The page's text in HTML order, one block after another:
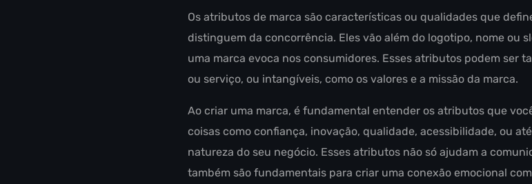
Os atributos de marca são características ou qualidades que
distinguem da concorrência. Eles vão além do logotipo, nome ou
uma marca evoca nos consumidores. Esses atributos podem ser
ou serviço, ou intangíveis, como os valores e a missão da marca.
Ao criar uma marca, é fundamental entender os atributos que
coisas como confiança, inovação, qualidade, acessibilidade, ou
natureza do seu negócio. Esses atributos não só ajudam a
também são fundamentais para criar uma conexão emocional